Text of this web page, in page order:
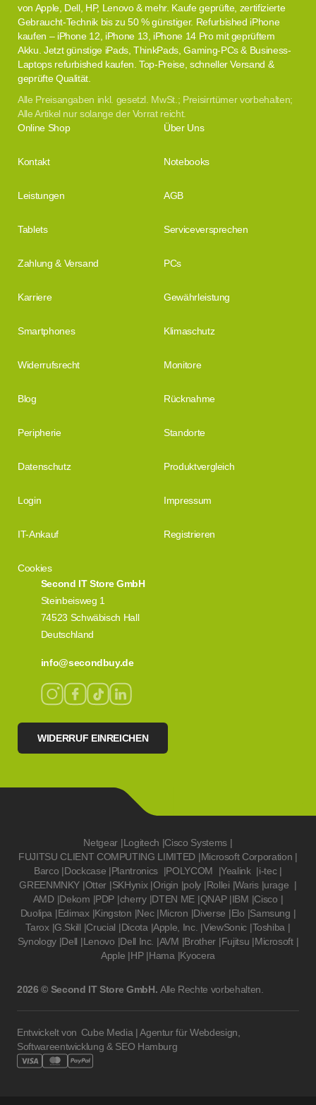
von Apple, Dell, HP, Lenovo & mehr. Kaufe geprüfte, zertifizierte
Gebraucht-Technik bis zu 50 % günstiger. Refurbished iPhone
kaufen – iPhone 12, iPhone 13, iPhone 14 Pro mit geprüftem
Akku. Jetzt günstige iPads, ThinkPads, Gaming-PCs & Business-
Laptops refurbished kaufen. Top-Preise, schneller Versand &
geprüfte Qualität.
Alle Preisangaben inkl. gesetzl. MwSt.; Preisirrtümer vorbehalten;
Alle Artikel nur solange der Vorrat reicht.
Second IT Store GmbH
Steinbeisweg 1
74523 Schwäbisch Hall
Deutschland
info@secondbuy.de
WIDERRUF EINREICHEN
Online Shop Über Uns
Kontakt Notebooks
Leistungen AGB
Tablets Serviceversprechen
Zahlung & Versand PCs
Karriere Gewährleistung
Smartphones Klimaschutz
Widerrufsrecht Monitore
Blog Rücknahme
Peripherie Standorte
Datenschutz Produktvergleich
Login Impressum
IT-Ankauf Registrieren
Cookies
Netgear |Logitech |Cisco Systems |
FUJITSU CLIENT COMPUTING LIMITED |Microsoft Corporation |
Barco |Dockcase |Plantronics |POLYCOM |Yealink |i-tec |
GREENMNKY |Otter |SKHynix |Origin |poly |Rollei |Waris |urage |
AMD |Dekom |PDP |cherry |DTEN ME |QNAP |IBM |Cisco |
Duolipa |Edimax |Kingston |Nec |Micron |Diverse |Elo |Samsung |
Tarox |G.Skill |Crucial |Dicota |Apple, Inc. |ViewSonic |Toshiba |
Synology |Dell |Lenovo |Dell Inc. |AVM |Brother |Fujitsu |Microsoft |
Apple |HP |Hama |Kyocera
2026 © Second IT Store GmbH. Alle Rechte vorbehalten.
Entwickelt von Cube Media | Agentur für Webdesign,
Softwareentwicklung & SEO Hamburg